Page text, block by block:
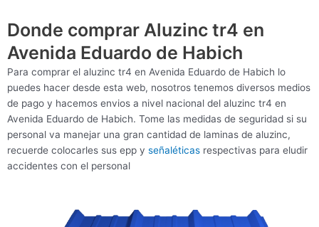
Donde comprar Aluzinc tr4 en
Avenida Eduardo de Habich
Para comprar el aluzinc tr4 en Avenida Eduardo de Habich lo
puedes hacer desde esta web, nosotros tenemos diversos medios
de pago y hacemos envios a nivel nacional del aluzinc tr4 en
Avenida Eduardo de Habich. Tome las medidas de seguridad si su
personal va manejar una gran cantidad de laminas de aluzinc,
recuerde colocarles sus epp y señaléticas respectivas para eludir
accidentes con el personal